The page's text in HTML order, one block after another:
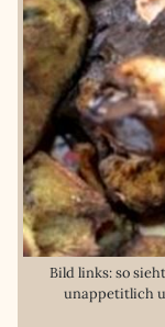
Bild links: so
unappetitlich